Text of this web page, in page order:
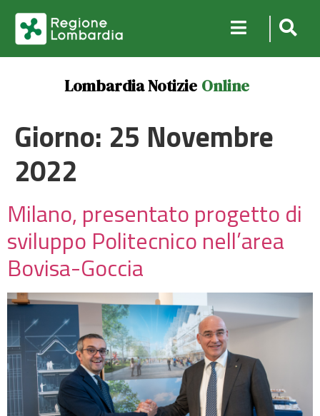
Lombardia Notizie Online
Giorno: 25 Novembre
2022
Milano, presentato progetto di
sviluppo Politecnico nell’area
Bovisa-Goccia